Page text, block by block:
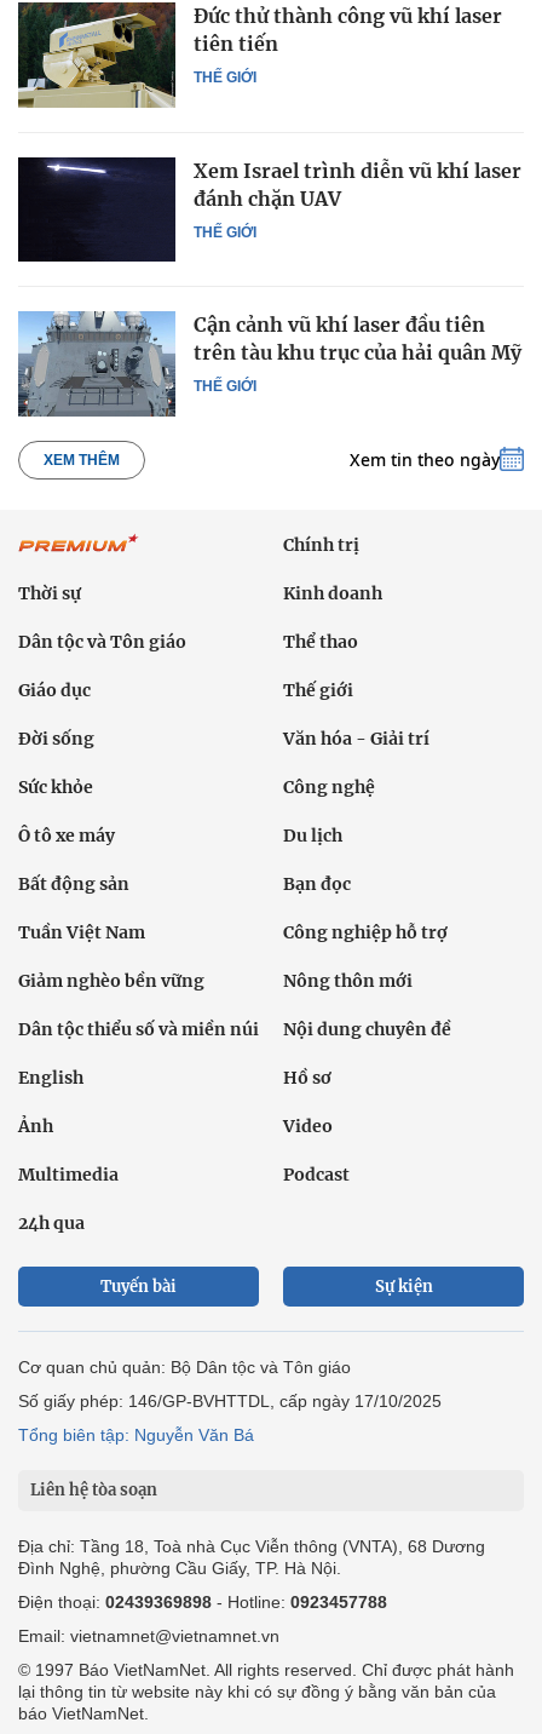
THẾ GIỚI
Đức thử thành công vũ khí laser
tiên tiến
THẾ GIỚI
Xem Israel trình diễn vũ khí laser
đánh chặn UAV
THẾ GIỚI
Cận cảnh vũ khí laser đầu tiên
trên tàu khu trục của hải quân Mỹ
XEM THÊM Xem tin theo ngày
Chính trị
Thời sự Kinh doanh
Dân tộc và Tôn giáo Thể thao
Giáo dục Thế giới
Đời sống Văn hóa - Giải trí
Sức khỏe Công nghệ
Ô tô xe máy Du lịch
Bất động sản Bạn đọc
Tuần Việt Nam Công nghiệp hỗ trợ
Giảm nghèo bền vững Nông thôn mới
Dân tộc thiểu số và miền núi Nội dung chuyên đề
English Hồ sơ
Ảnh Video
Multimedia Podcast
24h qua
Tuyến bài Sự kiện
Cơ quan chủ quản: Bộ Dân tộc và Tôn giáo
Số giấy phép: 146/GP-BVHTTDL, cấp ngày 17/10/2025
Tổng biên tập: Nguyễn Văn Bá
Liên hệ tòa soạn
Địa chỉ: Tầng 18, Toà nhà Cục Viễn thông (VNTA), 68 Dương
Đình Nghệ, phường Cầu Giấy, TP. Hà Nội.
Điện thoại: 02439369898 - Hotline: 0923457788
Email: vietnamnet@vietnamnet.vn
© 1997 Báo VietNamNet. All rights reserved. Chỉ được phát hành
lại thông tin từ website này khi có sự đồng ý bằng văn bản của
báo VietNamNet.